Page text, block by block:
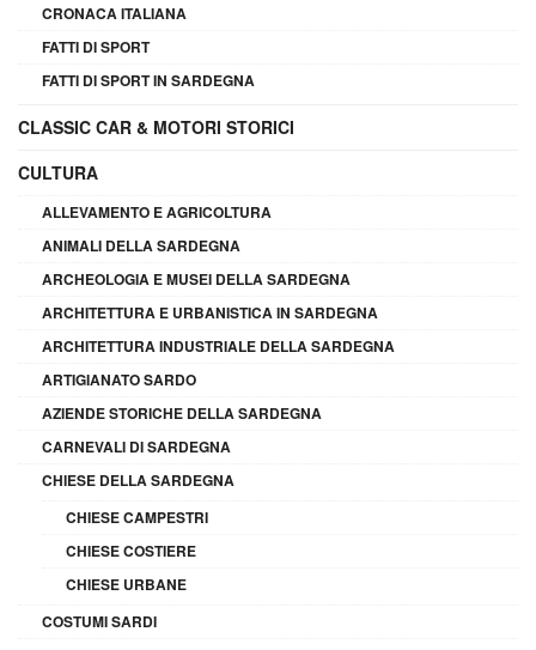
CRONACA ITALIANA
FATTI DI SPORT
FATTI DI SPORT IN SARDEGNA
CLASSIC CAR & MOTORI STORICI
CULTURA
ALLEVAMENTO E AGRICOLTURA
ANIMALI DELLA SARDEGNA
ARCHEOLOGIA E MUSEI DELLA SARDEGNA
ARCHITETTURA E URBANISTICA IN SARDEGNA
ARCHITETTURA INDUSTRIALE DELLA SARDEGNA
ARTIGIANATO SARDO
AZIENDE STORICHE DELLA SARDEGNA
CARNEVALI DI SARDEGNA
CHIESE DELLA SARDEGNA
CHIESE CAMPESTRI
CHIESE COSTIERE
CHIESE URBANE
COSTUMI SARDI